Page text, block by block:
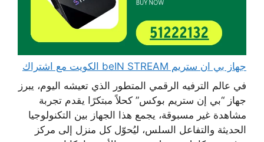
جهاز بي ان ستريم beIN STREAM الكويت مع اشتراك
في عالم الترفيه الرقمي المتطور الذي تعيشه اليوم، يبرز
جهاز “بي إن ستريم بوكس” كحلاً مبتكرًا يقدم تجربة
مشاهدة غير مسبوقة، يجمع هذا الجهاز بين التكنولوجيا
الحديثة والتفاعل السلس، ليُحوّل كل منزل إلى مركز